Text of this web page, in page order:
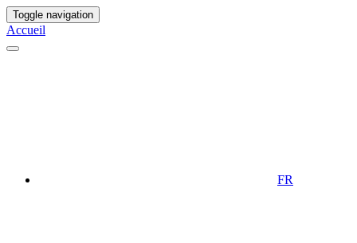
Toggle navigation
Accueil
FR